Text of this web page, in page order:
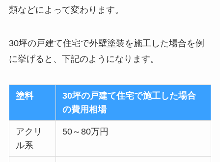
類などによって変わります。
30坪の戸建て住宅で外壁塗装を施工した場合を例
に挙げると、下記のようになります。
塗料
30坪の戸建て住宅で施工した場合
の費用相場
アクリ
ル系
50～80万円